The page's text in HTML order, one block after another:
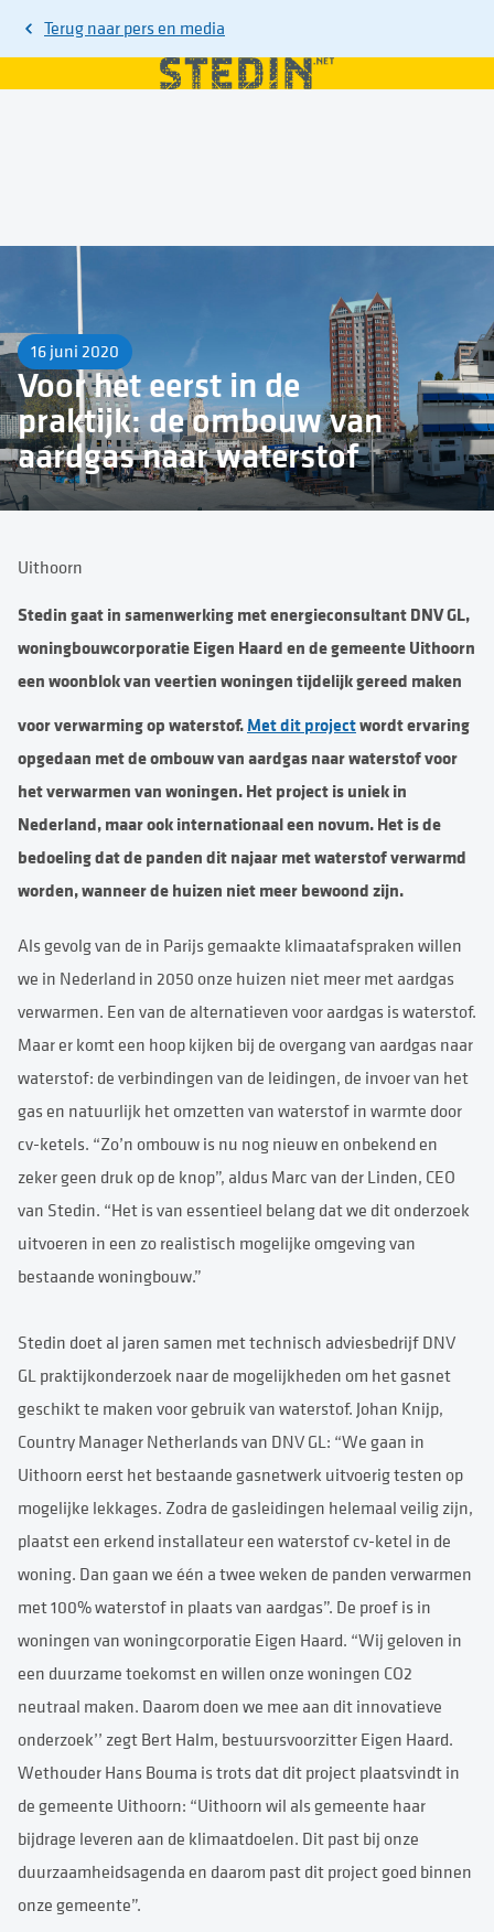
Terug naar pers en media
16 juni 2020
Voor het eerst in de
praktijk: de ombouw van
aardgas naar waterstof
Uithoorn
Stedin gaat in samenwerking met energieconsultant DNV GL,
woningbouwcorporatie Eigen Haard en de gemeente Uithoorn
een woonblok van veertien woningen tijdelijk gereed maken
voor verwarming op waterstof.Met dit projectwordt ervaring
opgedaan met de ombouw van aardgas naar waterstof voor
het verwarmen van woningen. Het project is uniek in
Nederland, maar ook internationaal een novum. Het is de
bedoeling dat de panden dit najaar met waterstof verwarmd
worden, wanneer de huizen niet meer bewoond zijn.
Als gevolg van de in Parijs gemaakte klimaatafspraken willen
we in Nederland in 2050 onze huizen niet meer met aardgas
verwarmen. Een van de alternatieven voor aardgas is waterstof.
Maar er komt een hoop kijken bij de overgang van aardgas naar
waterstof: de verbindingen van de leidingen, de invoer van het
gas en natuurlijk het omzetten van waterstof in warmte door
cv-ketels. “Zo’n ombouw is nu nog nieuw en onbekend en
zeker geen druk op de knop”, aldus Marc van der Linden, CEO
van Stedin. “Het is van essentieel belang dat we dit onderzoek
uitvoeren in een zo realistisch mogelijke omgeving van
bestaande woningbouw.”
Stedin doet al jaren samen met technisch adviesbedrijf DNV
GL praktijkonderzoek naar de mogelijkheden om het gasnet
geschikt te maken voor gebruik van waterstof. Johan Knijp,
Country Manager Netherlands van DNV GL: “We gaan in
Uithoorn eerst het bestaande gasnetwerk uitvoerig testen op
mogelijke lekkages. Zodra de gasleidingen helemaal veilig zijn,
plaatst een erkend installateur een waterstof cv-ketel in de
woning. Dan gaan we één a twee weken de panden verwarmen
met 100% waterstof in plaats van aardgas”. De proef is in
woningen van woningcorporatie Eigen Haard. “Wij geloven in
een duurzame toekomst en willen onze woningen CO2
neutraal maken. Daarom doen we mee aan dit innovatieve
onderzoek’’ zegt Bert Halm, bestuursvoorzitter Eigen Haard.
Wethouder Hans Bouma is trots dat dit project plaatsvindt in
de gemeente Uithoorn: “Uithoorn wil als gemeente haar
bijdrage leveren aan de klimaatdoelen. Dit past bij onze
duurzaamheidsagenda en daarom past dit project goed binnen
onze gemeente”.